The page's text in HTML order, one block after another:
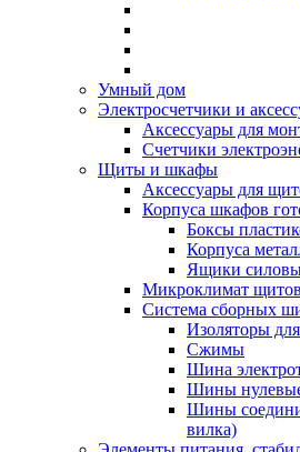
Умный дом
Электросчетчики и
Аксессуары для
Счетчики
Щиты и шкафы
Аксессуары для
Корпуса шкафов
Боксы
Корпуса
Ящики
Микроклимат
Система сборных
Изоляторы
Сжимы
Шина
Шины
Шины
вилка)